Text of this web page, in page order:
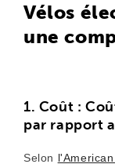
Vélos
une
1. Coût :
par rapport
Selon